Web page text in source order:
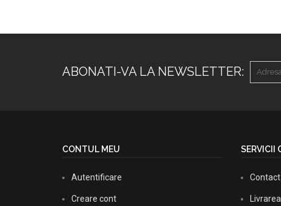
ABONATI-VA LA NEWSLETTER:
CONTUL MEU
Autentificare
Creare cont
SERVICII
Contact